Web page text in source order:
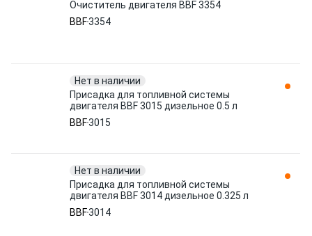
Очиститель двигателя BBF 3354
BBF3354
Нет в наличии
Присадка для топливной системы
двигателя BBF 3015 дизельное 0.5 л
BBF3015
Нет в наличии
Присадка для топливной системы
двигателя BBF 3014 дизельное 0.325 л
BBF3014